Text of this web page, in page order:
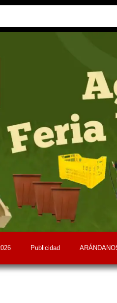
Publicidad